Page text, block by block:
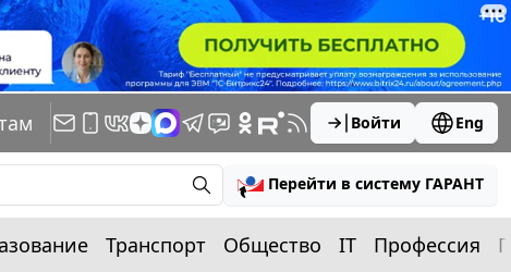
Войти Eng
Перейти в систему ГАРАНТ
Транспорт Общество IT Профессия